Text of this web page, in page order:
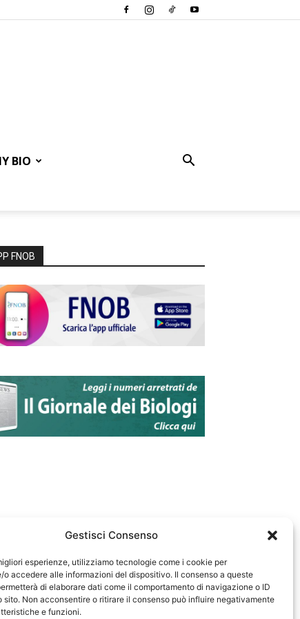
Gestisci Consenso
esperienze, utilizziamo tecnologie come i cookie per
o accedere alle informazioni del dispositivo. Il consenso a queste
di elaborare dati come il comportamento di navigazione o ID
sito. Non acconsentire o ritirare il consenso può influire negativamente
e funzioni.
BIO
FNOB